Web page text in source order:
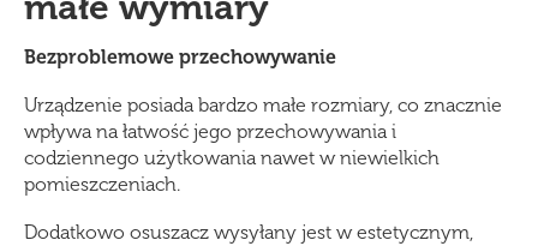
Bezproblemowe przechowywanie
Urządzenie posiada bardzo małe rozmiary, co znacznie
wpływa na łatwość jego przechowywania i
codziennego użytkowania nawet w niewielkich
pomieszczeniach.
Dodatkowo osuszacz wysyłany jest w estetycznym,